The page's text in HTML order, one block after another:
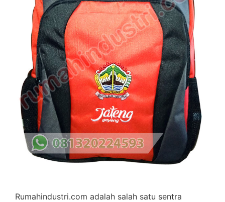
Rumahindustri.com adalah salah satu sentra